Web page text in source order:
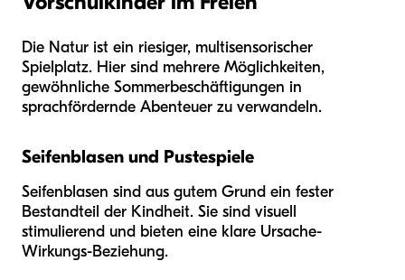
Die Natur ist ein riesiger, multisensorischer
Spielplatz. Hier sind mehrere Möglichkeiten,
gewöhnliche Sommerbeschäftigungen in
sprachfördernde Abenteuer zu verwandeln.
Seifenblasen und Pustespiele
Seifenblasen sind aus gutem Grund ein fester
Bestandteil der Kindheit. Sie sind visuell
stimulierend und bieten eine klare Ursache-
Wirkungs-Beziehung.